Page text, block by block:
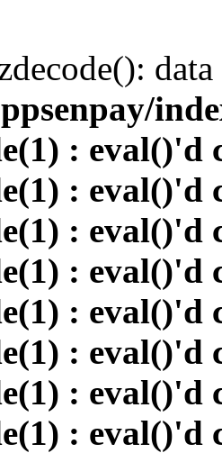
: eval()'d
: eval()'d
: eval()'d
: eval()'d
: eval()'d
: eval()'d
: eval()'d
: eval()'d